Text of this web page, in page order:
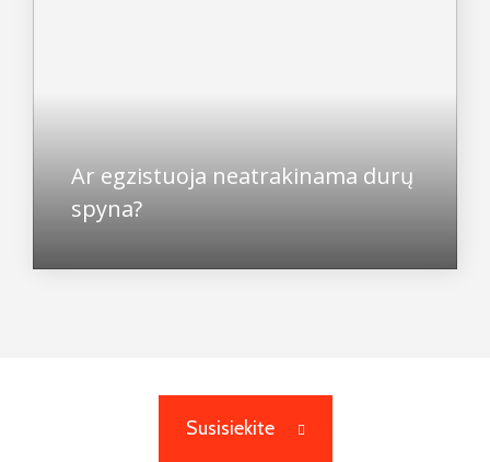
Ar egzistuoja neatrakinama durų
spyna?
Susisiekite